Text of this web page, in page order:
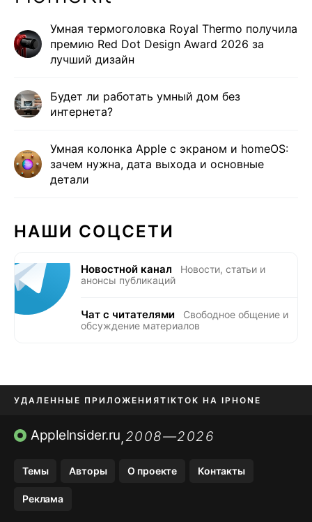
Умная термоголовка Royal Thermo получила
премию Red Dot Design Award 2026 за
лучший дизайн
Будет ли работать умный дом без
интернета?
Умная колонка Apple с экраном и homeOS:
зачем нужна, дата выхода и основные
детали
НАШИ СОЦСЕТИ
Новостной канал
Новости, статьи и
анонсы публикаций
Чат с читателями
Свободное общение и
обсуждение материалов
УДАЛЕННЫЕ ПРИЛОЖЕНИЯTIKTOK НА IPHONE
ПРИЛОЖЕНИЯ БЕЗ APP STORE
AppleInsider.ru,2008—2026
Темы Авторы О проекте Контакты
Реклама